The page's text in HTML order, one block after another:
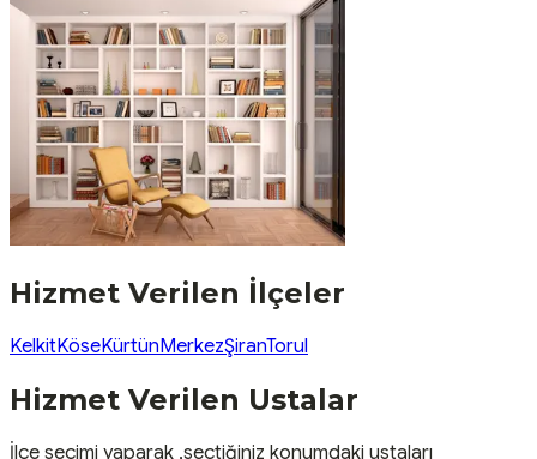
Hizmet Verilen İlçeler
KelkitKöseKürtünMerkezŞiranTorul
Hizmet Verilen Ustalar
İlçe seçimi yaparak ,seçtiğiniz konumdaki ustaları